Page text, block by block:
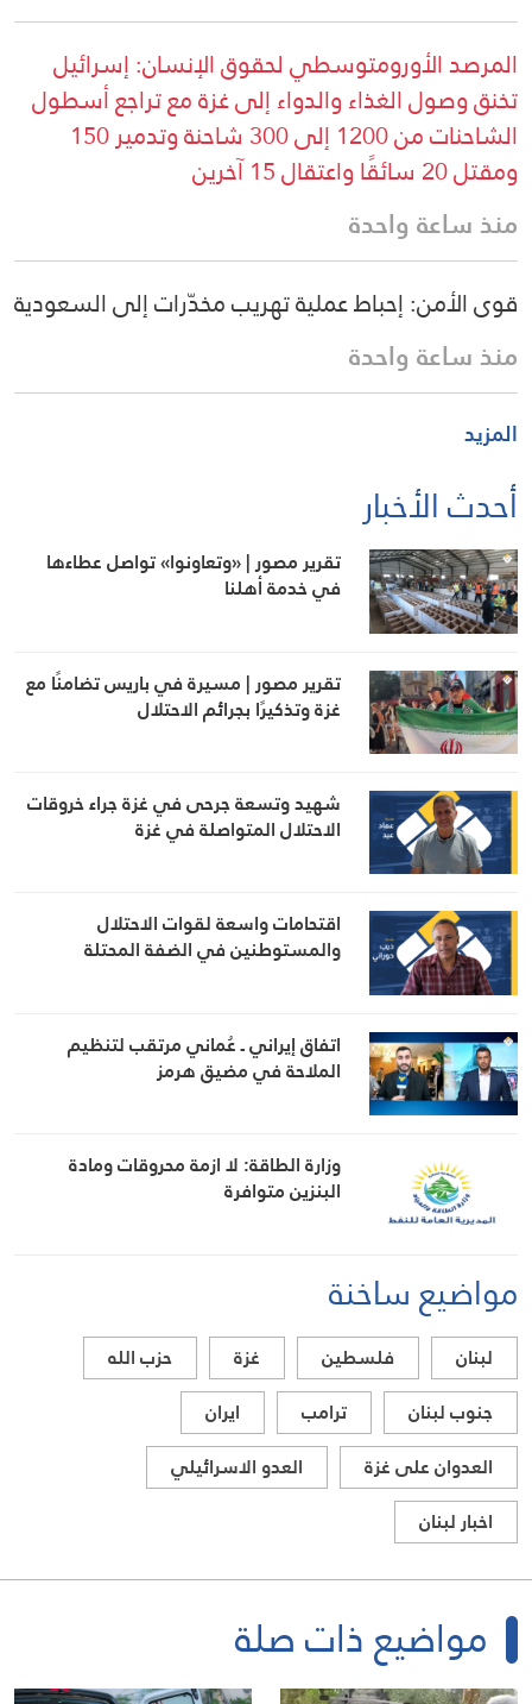
المرصد الأورومتوسطي لحقوق الإنسان: إسرائيل
تخنق وصول الغذاء والدواء إلى غزة مع تراجع أسطول
الشاحنات من 1200 إلى 300 شاحنة وتدمير 150
ومقتل 20 سائقًا واعتقال 15 آخرين
منذ ساعة واحدة
قوى الأمن: إحباط عملية تهريب مخدّرات إلى السعودية
منذ ساعة واحدة
المزيد
أحدث الأخبار
تقرير مصور | «وتعاونوا» تواصل عطاءها
في خدمة أهلنا
تقرير مصور | مسيرة في باريس تضامنًا مع
غزة وتذكيرًا بجرائم الاحتلال
شهيد وتسعة جرحى في غزة جراء خروقات
الاحتلال المتواصلة في غزة
اقتحامات واسعة لقوات الاحتلال
والمستوطنين في الضفة المحتلة
اتفاق إيراني ـ عُماني مرتقب لتنظيم
الملاحة في مضيق هرمز
وزارة الطاقة: لا ازمة محروقات ومادة
البنزين متوافرة
مواضيع ساخنة
لبنان فلسطين غزة
حزب الله
جنوب لبنان
ترامب
ايران
العدوان على غزة
العدو الاسرائيلي
اخبار لبنان
مواضيع ذات صلة